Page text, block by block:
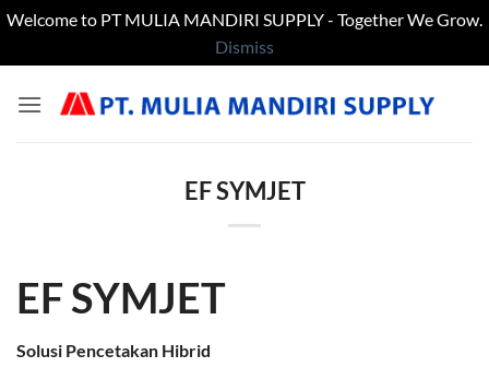
Welcome to PT MULIA MANDIRI SUPPLY - Together We Grow.
Dismiss
EF SYMJET
EF SYMJET
Solusi Pencetakan Hibrid